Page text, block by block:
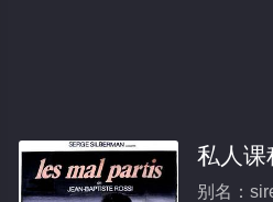
私人课
别名：